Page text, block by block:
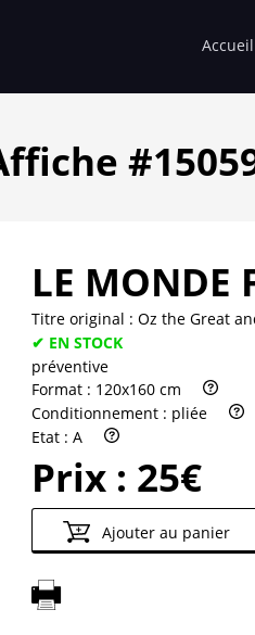
Accueil
LE MONDE
Titre original : Oz the Great
✔ EN STOCK
préventive
Format : 120x160 cm
Conditionnement : pliée
Etat : A
Prix : 25€
Ajouter au panier